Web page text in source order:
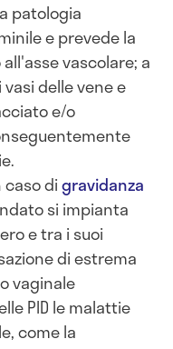
patologia
e prevede la
vascolare; a
delle vene e
e/o
caso digravidanza
si impianta
e tra i suoi
di estrema
vaginale
PID le malattie
come la